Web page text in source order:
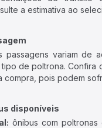
a estimativa ao
passagens variam de
de poltrona. Confira
compra, pois podem
disponíveis
ônibus com